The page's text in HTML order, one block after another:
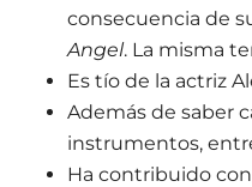
consecuencia de
Angel. La misma
Es tío de la actriz
Además de saber
instrumentos,
Ha contribuido